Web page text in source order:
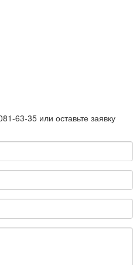
63-35 или оставьте заявку